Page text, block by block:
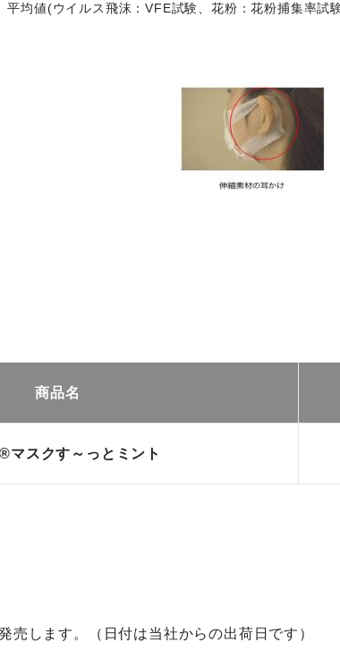
均値(ウイルス飛沫：VFE試験、花粉：花粉捕集率試
商品名
マスクす～っとミント
売します。（日付は当社からの出荷日です）